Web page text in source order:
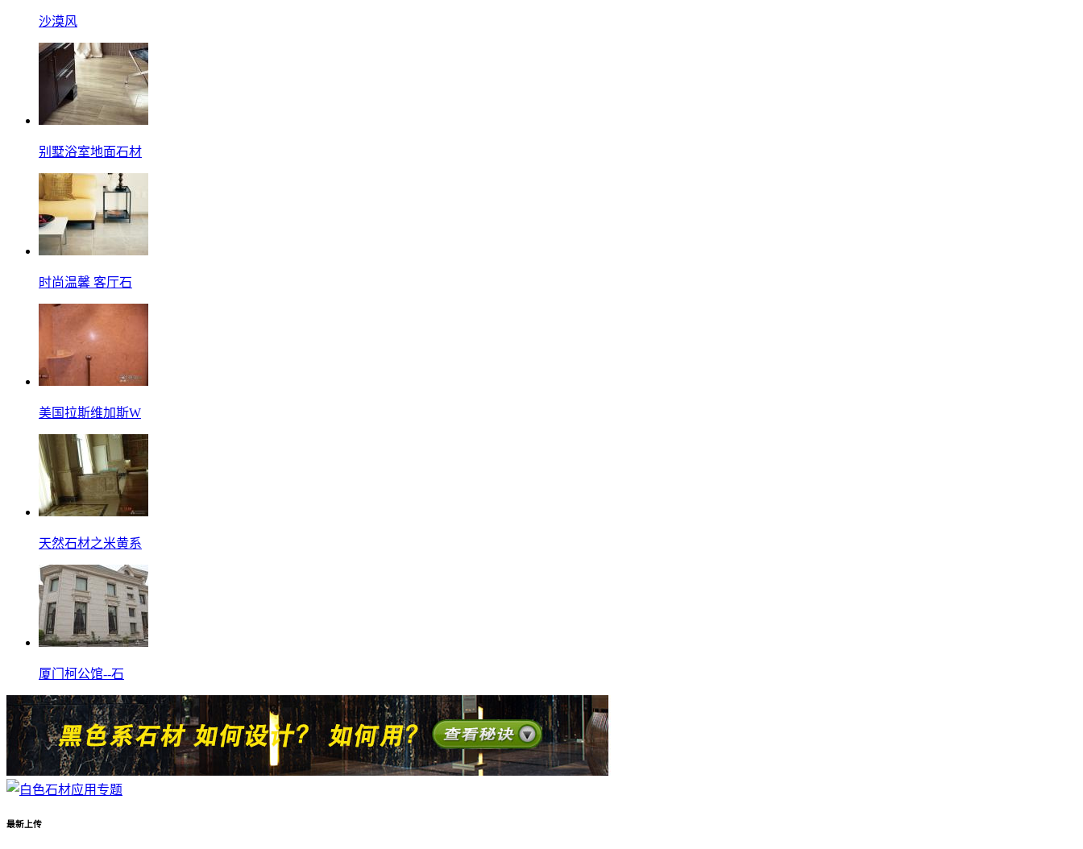
沙漠风
别墅浴室地面石材
时尚温馨 客厅石
美国拉斯维加斯W
天然石材之米黄系
厦门柯公馆--石
最新上传